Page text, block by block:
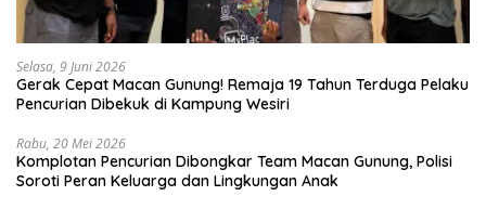
Selasa, 9 Juni 2026
Gerak Cepat Macan Gunung! Remaja 19 Tahun Terduga Pelaku
Pencurian Dibekuk di Kampung Wesiri
Rabu, 20 Mei 2026
Komplotan Pencurian Dibongkar Team Macan Gunung, Polisi
Soroti Peran Keluarga dan Lingkungan Anak